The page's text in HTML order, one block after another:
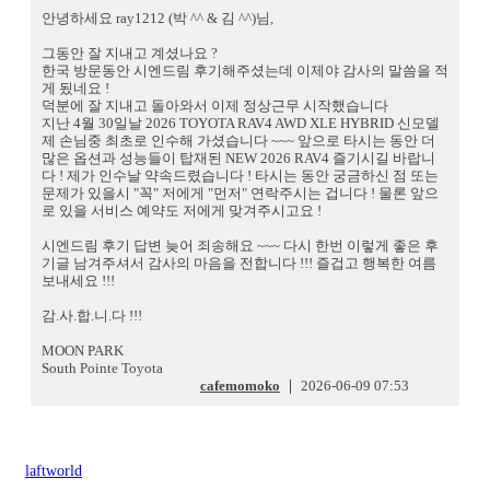
안녕하세요 ray1212 (박 ^^ & 김 ^^)님,
그동안 잘 지내고 계셨나요 ?
한국 방문동안 시엔드림 후기해주셨는데 이제야 감사의 말씀을 적
게 됬네요 !
덕분에 잘 지내고 돌아와서 이제 정상근무 시작했습니다
지난 4월 30일날 2026 TOYOTA RAV4 AWD XLE HYBRID 신모델
제 손님중 최초로 인수해 가셨습니다 ~~~ 앞으로 타시는 동안 더
많은 옵션과 성능들이 탑재된 NEW 2026 RAV4 즐기시길 바랍니
다 ! 제가 인수날 약속드렸습니다 ! 타시는 동안 궁금하신 점 또는
문제가 있을시 "꼭" 저에게 "먼저" 연락주시는 겁니다 ! 물론 앞으
로 있을 서비스 예약도 저에게 맞겨주시고요 !
시엔드림 후기 답변 늦어 죄송해요 ~~~ 다시 한번 이렇게 좋은 후
기글 남겨주셔서 감사의 마음을 전합니다 !!! 즐겁고 행복한 여름
보내세요 !!!
감.사.합.니.다 !!!
MOON PARK
South Pointe Toyota
cafemomoko
2026-06-09 07:53
laftworld